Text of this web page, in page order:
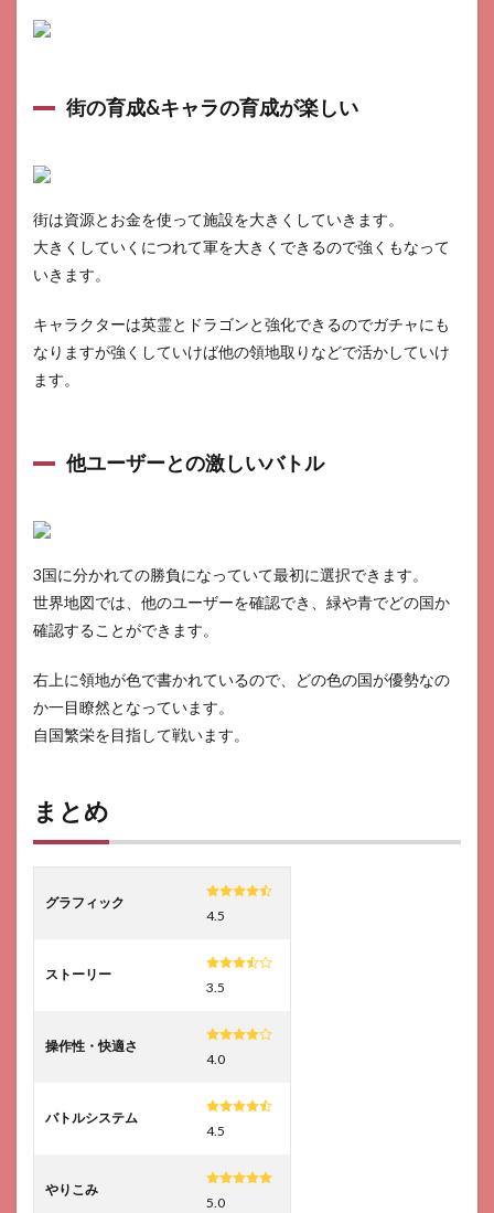
街の育成&キャラの育成が楽しい
街は資源とお金を使って施設を大きくしていきます。
大きくしていくにつれて軍を大きくできるので強くもなって
いきます。
キャラクターは英霊とドラゴンと強化できるのでガチャにも
なりますが強くしていけば他の領地取りなどで活かしていけ
ます。
他ユーザーとの激しいバトル
3国に分かれての勝負になっていて最初に選択できます。
世界地図では、他のユーザーを確認でき、緑や青でどの国か
確認することができます。
右上に領地が色で書かれているので、どの色の国が優勢なの
か一目瞭然となっています。
自国繁栄を目指して戦います。
まとめ
グラフィック
4.5
ストーリー
3.5
操作性・快適さ
4.0
バトルシステム
4.5
やりこみ
5.0